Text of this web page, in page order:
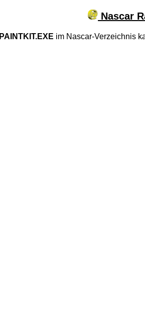
Nascar
PAINTKIT.EXE im Nascar-Verzeichnis